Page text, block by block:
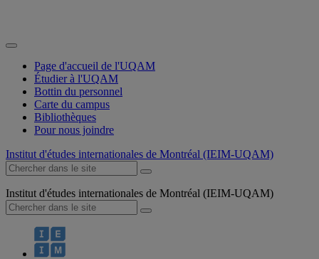
Page d'accueil de l'UQAM
Étudier à l'UQAM
Bottin du personnel
Carte du campus
Bibliothèques
Pour nous joindre
Institut d'études internationales de Montréal (IEIM-UQAM)
Institut d'études internationales de Montréal (IEIM-UQAM)